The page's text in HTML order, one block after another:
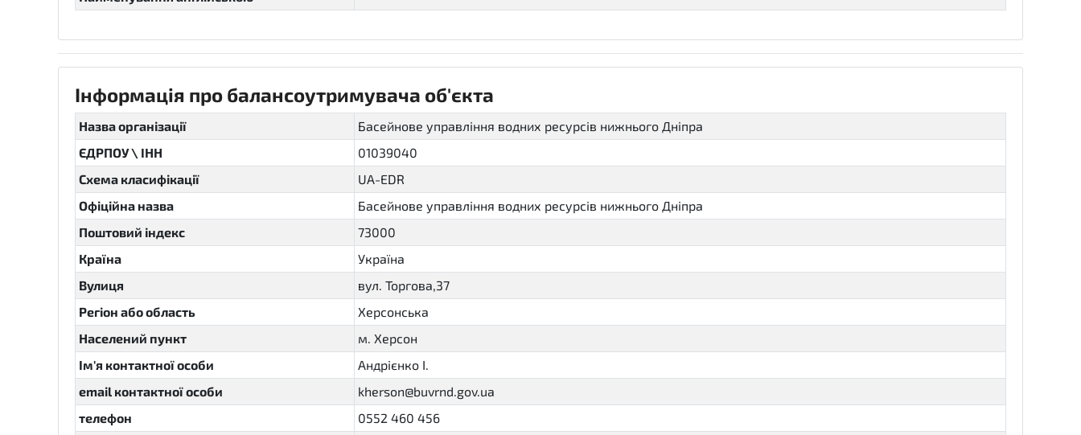
Інформація про балансоутримувача об'єкта
Назва організації
Басейнове управління водних ресурсів нижнього Дніпра
ЄДРПОУ \ ІНН
01039040
Схема класифікації
UA-EDR
Офіційна назва
Басейнове управління водних ресурсів нижнього Дніпра
Поштовий індекс
73000
Країна
Україна
Вулиця
вул. Торгова,37
Регіон або область
Херсонська
Населений пункт
м. Херсон
Ім'я контактної особи
Андрієнко І.
email контактної особи
kherson@buvrnd.gov.ua
телефон
0552 460 456